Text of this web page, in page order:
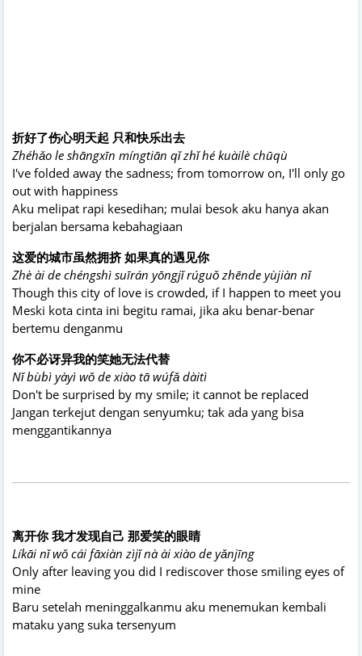
折好了伤心明天起 只和快乐出去
Zhéhǎo le shāngxīn míngtiān qǐ zhǐ hé kuàilè chūqù
I've folded away the sadness; from tomorrow on, I'll only go
out with happiness
Aku melipat rapi kesedihan; mulai besok aku hanya akan
berjalan bersama kebahagiaan
这爱的城市虽然拥挤 如果真的遇见你
Zhè ài de chéngshì suīrán yōngjǐ rúguǒ zhēnde yùjiàn nǐ
Though this city of love is crowded, if I happen to meet you
Meski kota cinta ini begitu ramai, jika aku benar-benar
bertemu denganmu
你不必讶异我的笑她无法代替
Nǐ bùbì yàyì wǒ de xiào tā wúfǎ dàitì
Don't be surprised by my smile; it cannot be replaced
Jangan terkejut dengan senyumku; tak ada yang bisa
menggantikannya
离开你 我才发现自己 那爱笑的眼睛
Líkāi nǐ wǒ cái fāxiàn zìjǐ nà ài xiào de yǎnjīng
Only after leaving you did I rediscover those smiling eyes of
mine
Baru setelah meninggalkanmu aku menemukan kembali
mataku yang suka tersenyum